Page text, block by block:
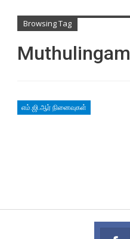
Browsing Tag
Muthulingam
எம்.ஜி.ஆர் நினைவுகள்